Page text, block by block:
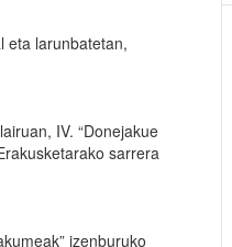
eta larunbatetan,
IV. “Donejakue
sarrera
izenburuko